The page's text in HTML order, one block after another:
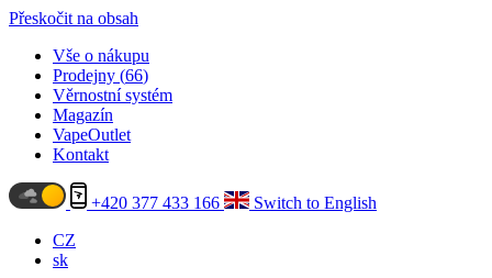
Přeskočit na obsah
Vše o nákupu
Prodejny (66)
Věrnostní systém
Magazín
VapeOutlet
Kontakt
+420 377 433 166
Switch to English
CZ
sk